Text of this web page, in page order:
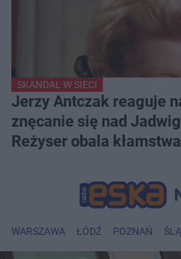
SKANDAL W SIECI
Jerzy Antczak reaguje
znęcanie się nad
Reżyser obala kłamstwa
WARSZAWA ŁÓDŹ POZNAŃ